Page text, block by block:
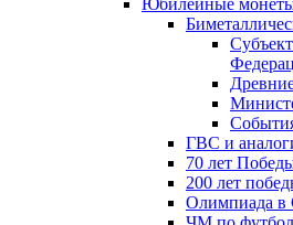
ГВС и
70 лет
200 лет
Олимпиада в